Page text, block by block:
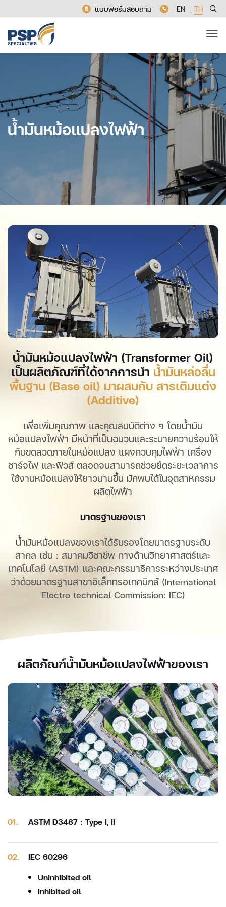
แบบฟอร์มสอบถาม EN TH
น้ำมันหม้อแปลงไฟฟ้า
น้ำมันหม้อแปลงไฟฟ้า (Transformer Oil)
เป็นผลิตภัณฑ์ที่ได้จากการนำ น้ำมันหล่อลื่น
พื้นฐาน (Base oil) มาผสมกับ สารเติมแต่ง
(Additive)
เพื่อเพิ่มคุณภาพ และคุณสมบัติต่าง ๆ โดยน้ำมัน
หม้อแปลงไฟฟ้า มีหน้าที่เป็นฉนวนและระบายความร้อนให้
กับขดลวดภายในหม้อแปลง แผงควบคุมไฟฟ้า เครื่อง
ชาร์จไฟ และฟิวส์ ตลอดจนสามารถช่วยยืดระยะเวลาการ
ใช้งานหม้อแปลงให้ยาวนานขึ้น มักพบได้ในอุตสาหกรรม
ผลิตไฟฟ้า
มาตรฐานของเรา
น้ำมันหม้อแปลงของเราได้รับรองโดยมาตรฐานระดับ
สากล เช่น : สมาคมวิชาชีพ ทางด้านวิทยาศาสตร์และ
เทคโนโลยี (ASTM) และคณะกรรมาธิการระหว่างประเทศ
ว่าด้วยมาตรฐานสาขาอิเล็กทรอเทคนิกส์ (International
Electro technical Commission: IEC)
ผลิตภัณฑ์น้ำมันหม้อแปลงไฟฟ้าของเรา
01. ASTM D3487 : Type I, II
02.
IEC 60296
Uninhibited oil
Inhibited oil